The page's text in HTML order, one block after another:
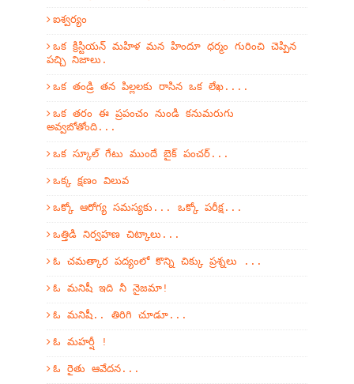
ఐశ్వర్యం
ఒక క్రిస్టియన్ మహిళ మన హిందూ ధర్మం గురించి చెప్పిన
పచ్చి నిజాలు.
ఒక తండ్రి తన పిల్లలకు రాసిన ఒక లేఖ....
ఒక తరం ఈ ప్రపంచం నుండి కనుమరుగు
అవ్వబోతోంది...
ఒక స్కూల్ గేటు ముందే బైక్ పంచర్...
ఒక్క క్షణం విలువ
ఒక్కో ఆరోగ్య సమస్యకు... ఒక్కో పరీక్ష...
ఒత్తిడి నిర్వహణ చిట్కాలు...
ఓ చమత్కార పద్యంలో కొన్ని చిక్కు ప్రశ్నలు ...
ఓ మనిషీ ఇది నీ నైజమా!
ఓ మనిషీ.. తిరిగి చూడూ...
ఓ మహర్షీ !
ఓ రైతు ఆవేదన...